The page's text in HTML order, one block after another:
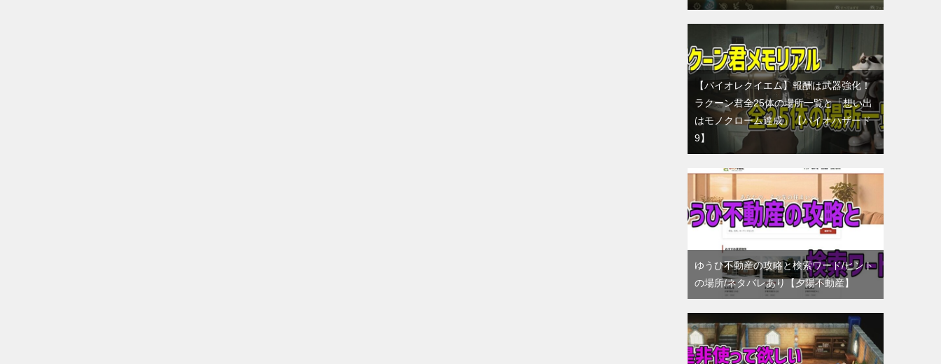
【バイオレクイエム】報酬は武器強化！
ラクーン君全25体の場所一覧と「想い出
はモノクローム達成」【バイオハザード
9】
ゆうひ不動産の攻略と検索ワード/ヒント
の場所/ネタバレあり【夕陽不動産】